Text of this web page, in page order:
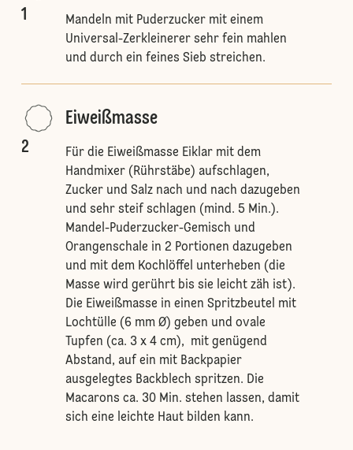
1
Mandeln mit Puderzucker mit einem
Universal-Zerkleinerer sehr fein mahlen
und durch ein feines Sieb streichen.
2
Eiweißmasse
Für die Eiweißmasse Eiklar mit dem
Handmixer (Rührstäbe) aufschlagen,
Zucker und Salz nach und nach dazugeben
und sehr steif schlagen (mind. 5 Min.).
Mandel-Puderzucker-Gemisch und
Orangenschale in 2 Portionen dazugeben
und mit dem Kochlöffel unterheben (die
Masse wird gerührt bis sie leicht zäh ist).
Die Eiweißmasse in einen Spritzbeutel mit
Lochtülle (6 mm Ø) geben und ovale
Tupfen (ca. 3 x 4 cm), mit genügend
Abstand, auf ein mit Backpapier
ausgelegtes Backblech spritzen. Die
Macarons ca. 30 Min. stehen lassen, damit
sich eine leichte Haut bilden kann.